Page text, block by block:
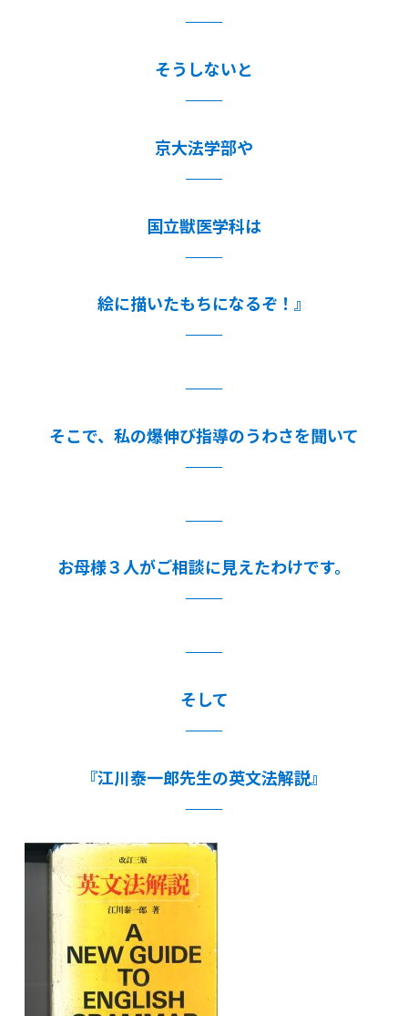
そうしないと
京大法学部や
国立獣医学科は
絵に描いたもちになるぞ！』
そこで、私の爆伸び指導のうわさを聞いて
お母様３人がご相談に見えたわけです。
そして
『江川泰一郎先生の英文法解説』